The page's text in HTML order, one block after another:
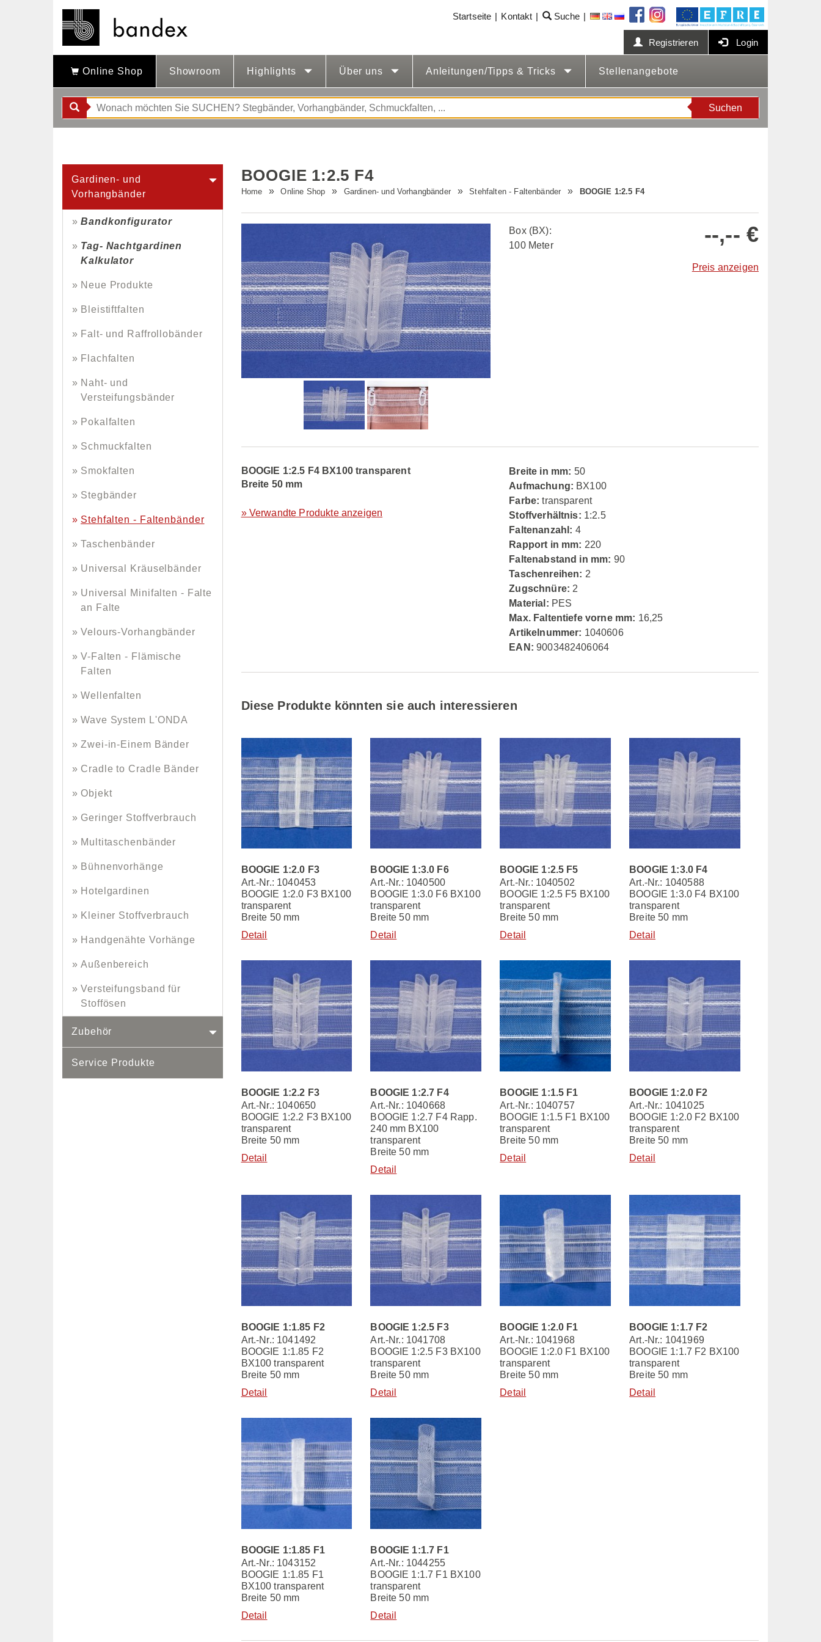
Online Shop Showroom Highlights Über uns Anleitungen/Tipps & Tricks Stellenangebote
Startseite Kontakt Suche
Registrieren Login
Suchen
Gardinen- und
Vorhangbänder
Bandkonfigurator
Tag- Nachtgardinen
Kalkulator
Neue Produkte
Bleistiftfalten
Falt- und Raffrollobänder
Flachfalten
Naht- und
Versteifungsbänder
Pokalfalten
Schmuckfalten
Smokfalten
Stegbänder
Stehfalten - Faltenbänder
Taschenbänder
Universal Kräuselbänder
Universal Minifalten - Falte
an Falte
Velours-Vorhangbänder
V-Falten - Flämische
Falten
Wellenfalten
Wave System L'ONDA
Zwei-in-Einem Bänder
Cradle to Cradle Bänder
Objekt
Geringer Stoffverbrauch
Multitaschenbänder
Bühnenvorhänge
Hotelgardinen
Kleiner Stoffverbrauch
Handgenähte Vorhänge
Außenbereich
Versteifungsband für
Stoffösen
Zubehör
Service Produkte
BOOGIE 1:2.5 F4
Home Online Shop Gardinen- und Vorhangbänder Stehfalten - Faltenbänder BOOGIE 1:2.5 F4
Box (BX):
100 Meter
--,-- €
Preis anzeigen
BOOGIE 1:2.5 F4 BX100 transparent
Breite 50 mm
» Verwandte Produkte anzeigen
Breite in mm: 50
Aufmachung: BX100
Farbe: transparent
Stoffverhältnis: 1:2.5
Faltenanzahl: 4
Rapport in mm: 220
Faltenabstand in mm: 90
Taschenreihen: 2
Zugschnüre: 2
Material: PES
Max. Faltentiefe vorne mm: 16,25
Artikelnummer: 1040606
EAN: 9003482406064
Diese Produkte könnten sie auch interessieren
BOOGIE 1:2.0 F3
Art.-Nr.: 1040453
BOOGIE 1:2.0 F3 BX100
transparent
Breite 50 mm
Detail
BOOGIE 1:3.0 F6
Art.-Nr.: 1040500
BOOGIE 1:3.0 F6 BX100
transparent
Breite 50 mm
Detail
BOOGIE 1:2.5 F5
Art.-Nr.: 1040502
BOOGIE 1:2.5 F5 BX100
transparent
Breite 50 mm
Detail
BOOGIE 1:3.0 F4
Art.-Nr.: 1040588
BOOGIE 1:3.0 F4 BX100
transparent
Breite 50 mm
Detail
BOOGIE 1:2.2 F3
Art.-Nr.: 1040650
BOOGIE 1:2.2 F3 BX100
transparent
Breite 50 mm
Detail
BOOGIE 1:2.7 F4
Art.-Nr.: 1040668
BOOGIE 1:2.7 F4 Rapp.
240 mm BX100
transparent
Breite 50 mm
Detail
BOOGIE 1:1.5 F1
Art.-Nr.: 1040757
BOOGIE 1:1.5 F1 BX100
transparent
Breite 50 mm
Detail
BOOGIE 1:2.0 F2
Art.-Nr.: 1041025
BOOGIE 1:2.0 F2 BX100
transparent
Breite 50 mm
Detail
BOOGIE 1:1.85 F2
Art.-Nr.: 1041492
BOOGIE 1:1.85 F2
BX100 transparent
Breite 50 mm
Detail
BOOGIE 1:2.5 F3
Art.-Nr.: 1041708
BOOGIE 1:2.5 F3 BX100
transparent
Breite 50 mm
Detail
BOOGIE 1:2.0 F1
Art.-Nr.: 1041968
BOOGIE 1:2.0 F1 BX100
transparent
Breite 50 mm
Detail
BOOGIE 1:1.7 F2
Art.-Nr.: 1041969
BOOGIE 1:1.7 F2 BX100
transparent
Breite 50 mm
Detail
BOOGIE 1:1.85 F1
Art.-Nr.: 1043152
BOOGIE 1:1.85 F1
BX100 transparent
Breite 50 mm
Detail
BOOGIE 1:1.7 F1
Art.-Nr.: 1044255
BOOGIE 1:1.7 F1 BX100
transparent
Breite 50 mm
Detail